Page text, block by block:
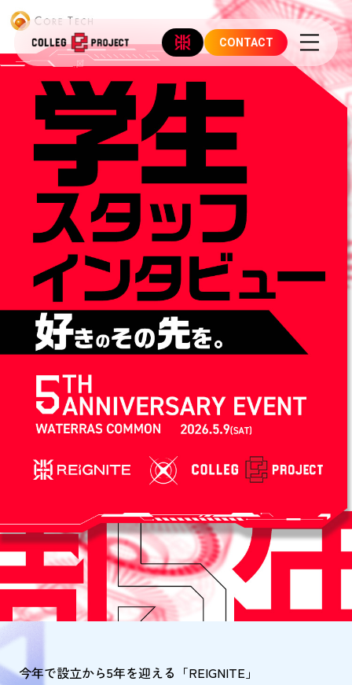
CONTACT
今年で設立から5年を迎える「REIGNITE」